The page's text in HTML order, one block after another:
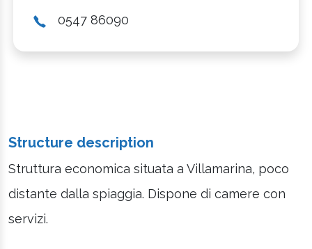
0547 86090
Structure description
Struttura economica situata a Villamarina, poco
distante dalla spiaggia. Dispone di camere con
servizi.